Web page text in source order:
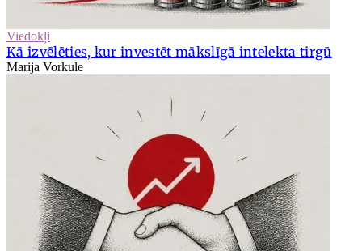
Viedokļi
Kā izvēlēties, kur investēt mākslīgā intelekta tirgū
Marija Vorkule